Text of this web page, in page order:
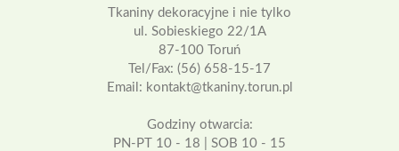
Tkaniny dekoracyjne i nie tylko
ul. Sobieskiego 22/1A
87-100 Toruń
Tel/Fax: (56) 658-15-17
Email: kontakt@tkaniny.torun.pl
Godziny otwarcia:
PN-PT 10 - 18 | SOB 10 - 15